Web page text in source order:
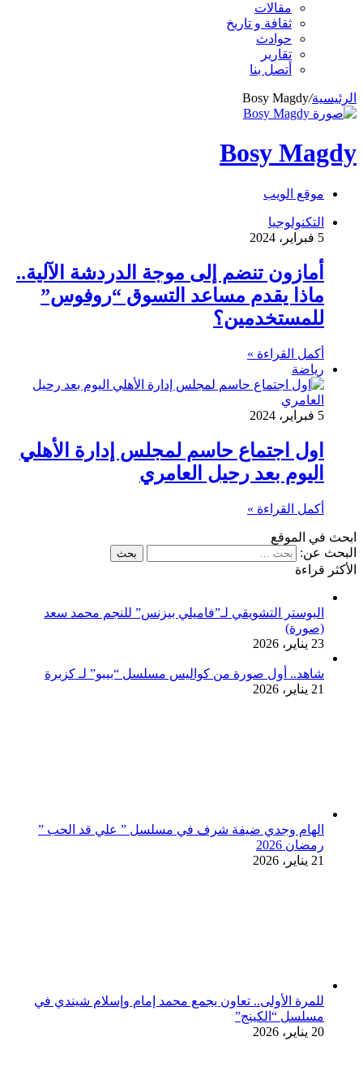
مقالات
ثقافة و تاريخ
حوادث
تقارير
أتصل بنا
الرئيسية/
Bosy Magdy
Bosy Magdy
موقع الويب
التكنولوجيا
5 فبراير، 2024
أمازون تنضم إلى موجة الدردشة الآلية..
ماذا يقدم مساعد التسوق “روفوس”
للمستخدمين؟
أكمل القراءة »
رياضة
5 فبراير، 2024
اول اجتماع حاسم لمجلس إدارة الأهلي
اليوم بعد رحيل العامري
أكمل القراءة »
ابحث في الموقع
البحث عن:
الأكثر قراءة
البوستر التشويقي لـ”فاميلي بيزنس” للنجم محمد سعد
(صورة)
23 يناير، 2026
شاهد.. أول صورة من كواليس مسلسل “بيبو” لـ كزبرة
21 يناير، 2026
الهام وجدي ضيفة شرف في مسلسل ” علي قد الحب ”
رمضان 2026
21 يناير، 2026
للمرة الأولى.. تعاون يجمع محمد إمام وإسلام شيندي في
مسلسل “الكينج”
20 يناير، 2026